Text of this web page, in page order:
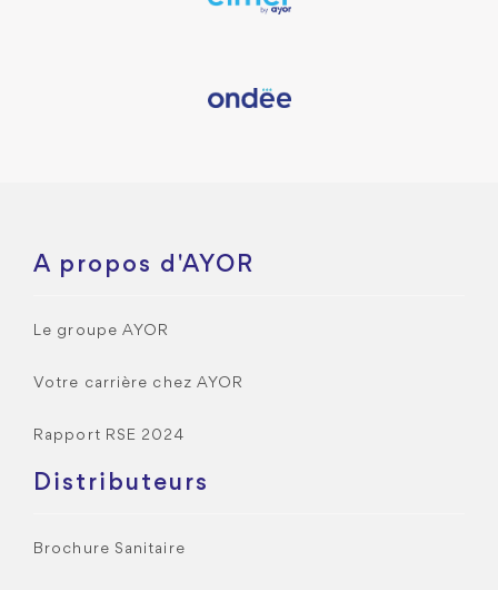
A propos d'AYOR
Le groupe AYOR
Votre carrière chez AYOR
Rapport RSE 2024
Distributeurs
Brochure Sanitaire